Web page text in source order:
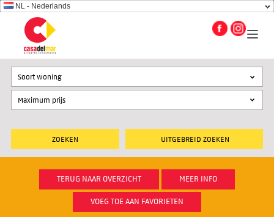
NL - Nederlands
UITGEBREID ZOEKEN
Soort woning
TERUG NAAR OVERZICHT MEER INFO
VOEG TOE AAN FAVORIETEN